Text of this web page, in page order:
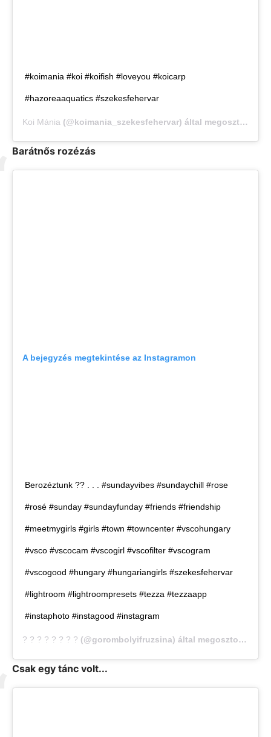
#koimania #koi #koifish #loveyou #koicarp
#hazoreaaquatics #szekesfehervar
Koi Mánia (@koimania_szekesfehervar) által megosztott bejegyzés,
Barátnős rozézás
A bejegyzés megtekintése az Instagramon
Berozéztunk ?? . . . #sundayvibes #sundaychill #rose
#rosé #sunday #sundayfunday #friends #friendship
#meetmygirls #girls #town #towncenter #vscohungary
#vsco #vscocam #vscogirl #vscofilter #vscogram
#vscogood #hungary #hungariangirls #szekesfehervar
#lightroom #lightroompresets #tezza #tezzaapp
#instaphoto #instagood #instagram
? ? ? ? ? ? ? ? (@gorombolyifruzsina) által megosztott bejegyzés,
Csak egy tánc volt...